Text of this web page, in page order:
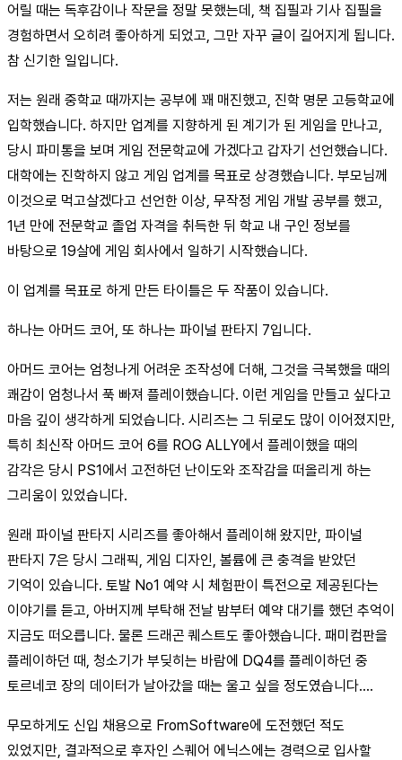
어릴 때는 독후감이나 작문을 정말 못했는데, 책 집필과 기사 집필을
경험하면서 오히려 좋아하게 되었고, 그만 자꾸 글이 길어지게 됩니다.
참 신기한 일입니다.
저는 원래 중학교 때까지는 공부에 꽤 매진했고, 진학 명문 고등학교에
입학했습니다. 하지만 업계를 지향하게 된 계기가 된 게임을 만나고,
당시 파미통을 보며 게임 전문학교에 가겠다고 갑자기 선언했습니다.
대학에는 진학하지 않고 게임 업계를 목표로 상경했습니다. 부모님께
이것으로 먹고살겠다고 선언한 이상, 무작정 게임 개발 공부를 했고,
1년 만에 전문학교 졸업 자격을 취득한 뒤 학교 내 구인 정보를
바탕으로 19살에 게임 회사에서 일하기 시작했습니다.
이 업계를 목표로 하게 만든 타이틀은 두 작품이 있습니다.
하나는 아머드 코어, 또 하나는 파이널 판타지 7입니다.
아머드 코어는 엄청나게 어려운 조작성에 더해, 그것을 극복했을 때의
쾌감이 엄청나서 푹 빠져 플레이했습니다. 이런 게임을 만들고 싶다고
마음 깊이 생각하게 되었습니다. 시리즈는 그 뒤로도 많이 이어졌지만,
특히 최신작 아머드 코어 6를 ROG ALLY에서 플레이했을 때의
감각은 당시 PS1에서 고전하던 난이도와 조작감을 떠올리게 하는
그리움이 있었습니다.
원래 파이널 판타지 시리즈를 좋아해서 플레이해 왔지만, 파이널
판타지 7은 당시 그래픽, 게임 디자인, 볼륨에 큰 충격을 받았던
기억이 있습니다. 토발 No1 예약 시 체험판이 특전으로 제공된다는
이야기를 듣고, 아버지께 부탁해 전날 밤부터 예약 대기를 했던 추억이
지금도 떠오릅니다. 물론 드래곤 퀘스트도 좋아했습니다. 패미컴판을
플레이하던 때, 청소기가 부딪히는 바람에 DQ4를 플레이하던 중
토르네코 장의 데이터가 날아갔을 때는 울고 싶을 정도였습니다….
무모하게도 신입 채용으로 FromSoftware에 도전했던 적도
있었지만, 결과적으로 후자인 스퀘어 에닉스에는 경력으로 입사할